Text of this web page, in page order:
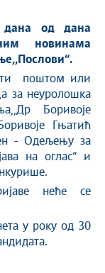
од дана
новинама
поштом или
за неуролошка
Боривоје
Гњатић
- Одељењу за
на оглас“ и
неће се
у року од 30